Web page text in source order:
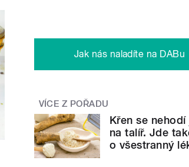
Jak nás naladíte na DABu
VÍCE Z POŘADU
Křen se
na talíř. Jde
o všestranný